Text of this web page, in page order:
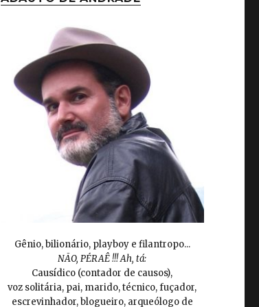
Gênio, bilionário, playboy e filantropo...
NÃO, PÉRAÊ !!! Ah, tá:
Causídico (contador de causos),
voz solitária, pai, marido, técnico, fuçador,
escrevinhador, blogueiro, arqueólogo de